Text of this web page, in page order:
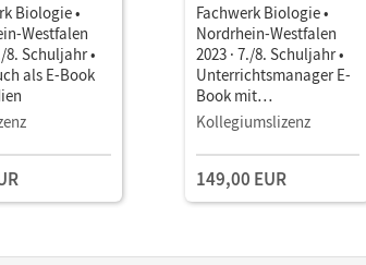
Biologie •
Westfalen
8. Schuljahr •
als E-Book
Fachwerk Biologie •
Nordrhein-Westfalen
2023 · 7./8. Schuljahr •
Unterrichtsmanager E-
Book mit
Lehrkräftematerialien
und Planungstools
Kollegiumslizenz
149,00 EUR